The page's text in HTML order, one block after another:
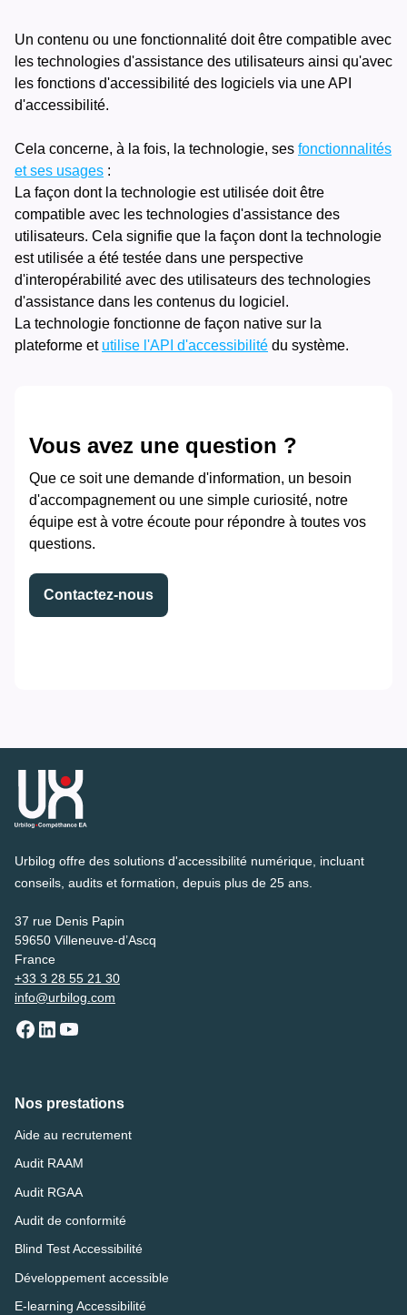
Un contenu ou une fonctionnalité doit être compatible avec
les technologies d'assistance des utilisateurs ainsi qu'avec
les fonctions d'accessibilité des logiciels via une API
d'accessibilité.
Cela concerne, à la fois, la technologie, ses fonctionnalités
et ses usages :
La façon dont la technologie est utilisée doit être
compatible avec les technologies d'assistance des
utilisateurs. Cela signifie que la façon dont la technologie
est utilisée a été testée dans une perspective
d'interopérabilité avec des utilisateurs des technologies
d'assistance dans les contenus du logiciel.
La technologie fonctionne de façon native sur la
plateforme et utilise l'API d'accessibilité du système.
Vous avez une question ?
Que ce soit une demande d'information, un besoin
d'accompagnement ou une simple curiosité, notre
équipe est à votre écoute pour répondre à toutes vos
questions.
Contactez-nous
Urbilog offre des solutions d'accessibilité numérique, incluant
conseils, audits et formation, depuis plus de 25 ans.
37 rue Denis Papin
59650 Villeneuve-d’Ascq
France
+33 3 28 55 21 30
info@urbilog.com
Nos prestations
Aide au recrutement
Audit RAAM
Audit RGAA
Audit de conformité
Blind Test Accessibilité
Développement accessible
E-learning Accessibilité